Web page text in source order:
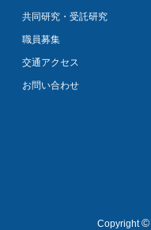
共同研究・受託研究
職員募集
交通アクセス
お問い合わせ
Copyright©